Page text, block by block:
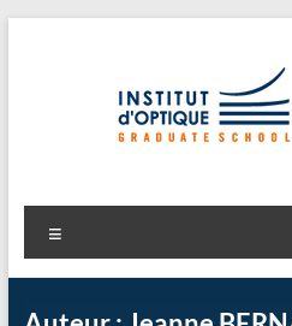
LEnsE
Laboratoire d'Enseignement